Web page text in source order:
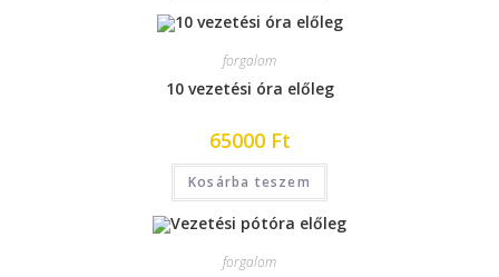
forgalom
10 vezetési óra előleg
65000 Ft
Kosárba teszem
forgalom